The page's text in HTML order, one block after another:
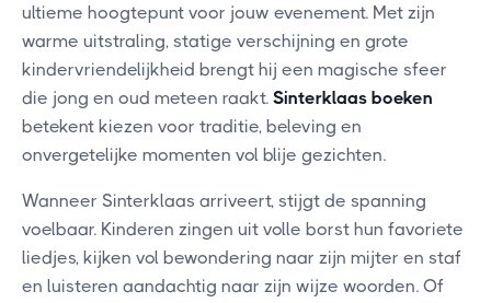
ultieme hoogtepunt voor jouw evenement. Met zijn
warme uitstraling, statige verschijning en grote
kindervriendelijkheid brengt hij een magische sfeer
die jong en oud meteen raakt. Sinterklaas boeken
betekent kiezen voor traditie, beleving en
onvergetelijke momenten vol blije gezichten.
Wanneer Sinterklaas arriveert, stijgt de spanning
voelbaar. Kinderen zingen uit volle borst hun favoriete
liedjes, kijken vol bewondering naar zijn mijter en staf
en luisteren aandachtig naar zijn wijze woorden. Of